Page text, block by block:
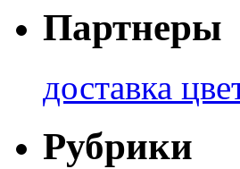
Партнеры
доставка
Рубрики